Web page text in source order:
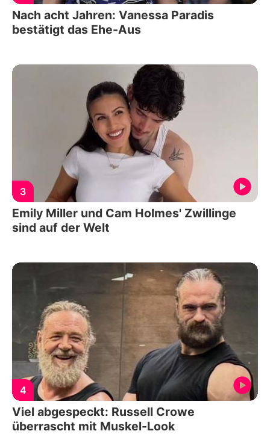
Nach acht Jahren: Vanessa Paradis
bestätigt das Ehe-Aus
3
Emily Miller und Cam Holmes' Zwillinge
sind auf der Welt
4
Viel abgespeckt: Russell Crowe
überrascht mit Muskel-Look